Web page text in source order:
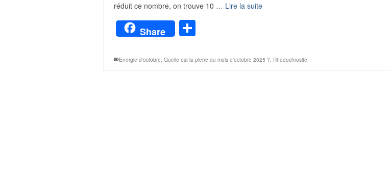
réduit ce nombre, on trouve 10 … Lire la suite
Share
Energie d'octobre, Quelle est la pierre du mois d'octobre 2025 ?, Rhodochrosite